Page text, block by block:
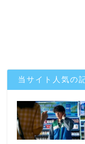
当サイト人気の